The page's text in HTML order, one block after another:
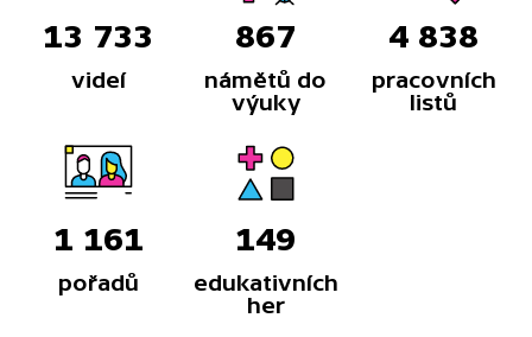
13 733
videí
867
námětů do
výuky
4 838
pracovních
listů
1 161
pořadů
149
edukativních
her